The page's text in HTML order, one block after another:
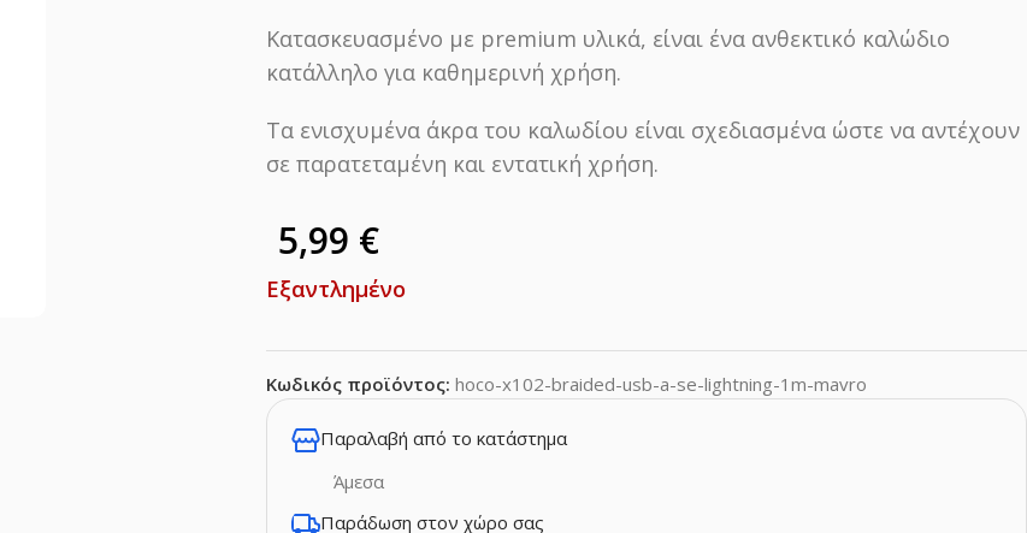
Κατασκευασμένο με premium υλικά, είναι ένα ανθεκτικό καλώδιο
κατάλληλο για καθημερινή χρήση.
Τα ενισχυμένα άκρα του καλωδίου είναι σχεδιασμένα ώστε να αντέχουν
σε παρατεταμένη και εντατική χρήση.
5,99 €
Εξαντλημένο
Κωδικός προϊόντος: hoco-x102-braided-usb-a-se-lightning-1m-mavro
Παραλαβή από το κατάστημα
Άμεσα
Παράδωση στον χώρο σας